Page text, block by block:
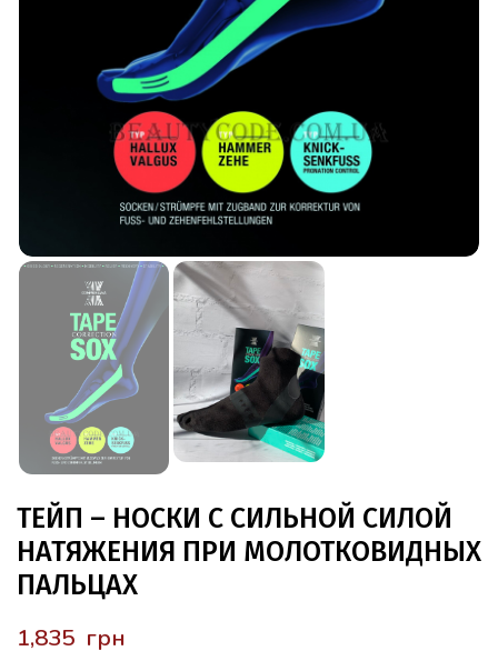
ТЕЙП – НОСКИ С СИЛЬНОЙ СИЛОЙ
НАТЯЖЕНИЯ ПРИ МОЛОТКОВИДНЫХ
ПАЛЬЦАХ
грн